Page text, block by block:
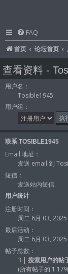
FAQ
首页
论坛首页
查看资料 -
用户名：
Tosible1945
用户组：
联系 TOSIBLE1945
Email 地址：
发送 email 到
短信：
发送站内短信
用户统计
注册时间：
周二 6月 03,
最后活动：
周二 6月 03,
帖子总数：
3 | 搜索用户的帖
(所有帖子的